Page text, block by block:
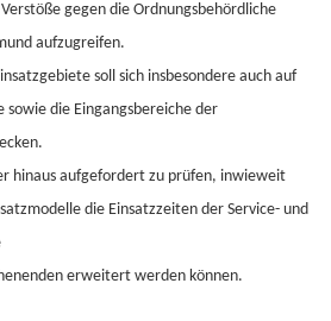
gegen die Ordnungsbehördliche
aufzugreifen.
soll sich insbesondere auch auf
sowie die Eingangsbereiche der
hinaus aufgefordert zu prüfen, inwieweit
die Einsatzzeiten der Service- und
erweitert werden können.